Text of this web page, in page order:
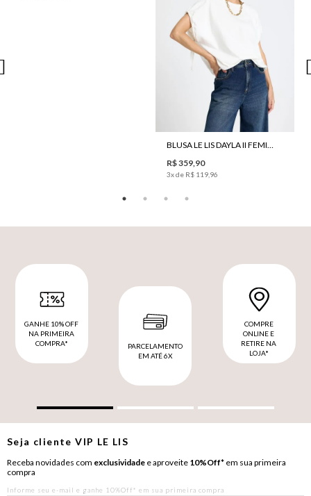
BLUSA LE LIS DAYLA II FEMININA
R$ 359,90
3x de R$ 119,96
GANHE 10% OFF
NA PRIMEIRA
COMPRA*
PARCELAMENTO
EM ATÉ 6X
COMPRE
ONLINE E
RETIRE NA
LOJA*
Seja clienteVIP LE LIS
Receba novidades com exclusividade e aproveite 10%Off* em sua primeira
compra